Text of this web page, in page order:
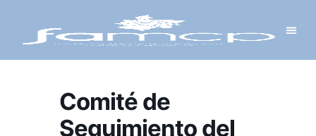
Comité de
Seguimiento del